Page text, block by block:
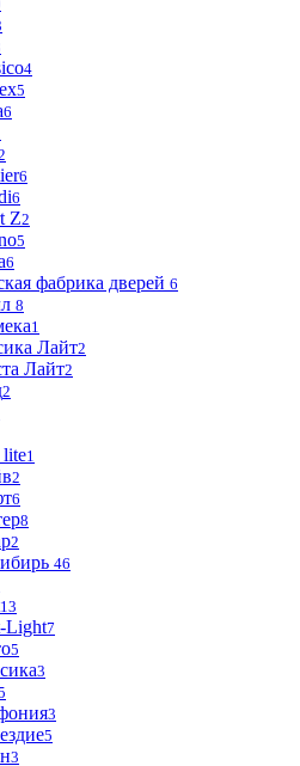
4
5
6
6
6
Z2
5
6
фабрика дверей 6
8
1
Лайт2
Лайт2
2
lite1
2
6
8
2
46
13
Light7
5
3
3
5
3